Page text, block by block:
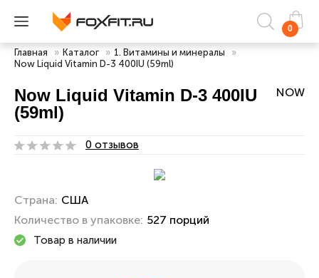
0
Главная » Каталог » 1. Витамины и минералы
»
Now Liquid Vitamin D-3 400IU (59ml)
Now Liquid Vitamin D-3 400IU
(59ml)
NOW
0 отзывов
Страна: США
Количество в упаковке: 527 порций
Товар в наличии